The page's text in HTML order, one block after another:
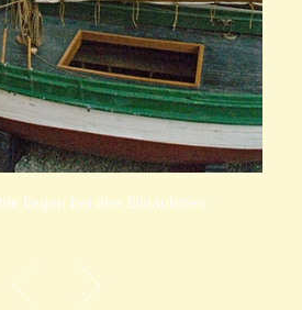
liegen bei den Bildautoren